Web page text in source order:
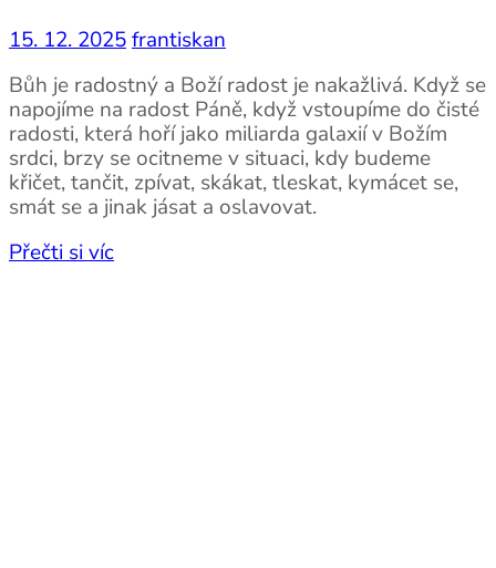
15. 12. 2025frantiskan
Bůh je radostný a Boží radost je nakažlivá. Když se
napojíme na radost Páně, když vstoupíme do čisté
radosti, která hoří jako miliarda galaxií v Božím
srdci, brzy se ocitneme v situaci, kdy budeme
křičet, tančit, zpívat, skákat, tleskat, kymácet se,
smát se a jinak jásat a oslavovat.
Přečti si víc